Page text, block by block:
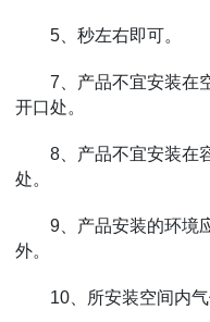
5、秒左右即可。
7、产品不宜安装在
开口处。
8、产品不宜安装在
处。
9、产品安装的环境
外。
10、所安装空间内